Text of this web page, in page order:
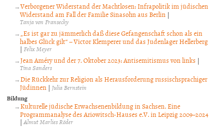
Verborgener Widerstand der Machtlosen: Infrapolitik im jüdischen
Widerstand am Fall der Familie Sinasohn aus Berlin |
Tanja von Fransecky
„Es ist gar zu jämmerlich daß diese Gefangenschaft schon als ein
halbes Glück gilt“ – Victor Klemperer und das Judenlager Hellerberg
| Felix Meyer
Jean Améry und der 7. Oktober 2023: Antisemitismus von links |
Tina Sanders
Die Rückkehr zur Religion als Herausforderung russischsprachiger
Jüdinnen | Julia Bernstein
Bildung
Kulturelle jüdische Erwachsenenbildung in Sachsen. Eine
Programmanalyse des Ariowitsch-Hauses e.V. in Leipzig 2009–2024
|Almut Marlies Röder